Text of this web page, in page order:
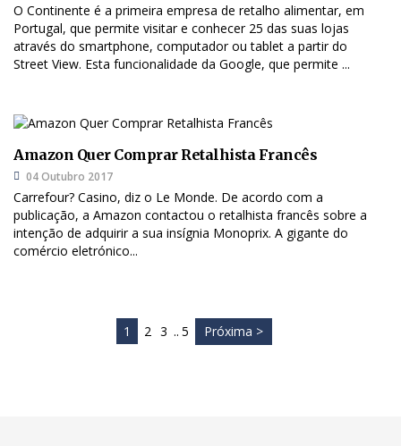
O Continente é a primeira empresa de retalho alimentar, em
Portugal, que permite visitar e conhecer 25 das suas lojas
através do smartphone, computador ou tablet a partir do
Street View. Esta funcionalidade da Google, que permite ...
Amazon Quer Comprar Retalhista Francês
04 Outubro 2017
Carrefour? Casino, diz o Le Monde. De acordo com a
publicação, a Amazon contactou o retalhista francês sobre a
intenção de adquirir a sua insígnia Monoprix. A gigante do
comércio eletrónico...
1 2 3 .. 5 Próxima >